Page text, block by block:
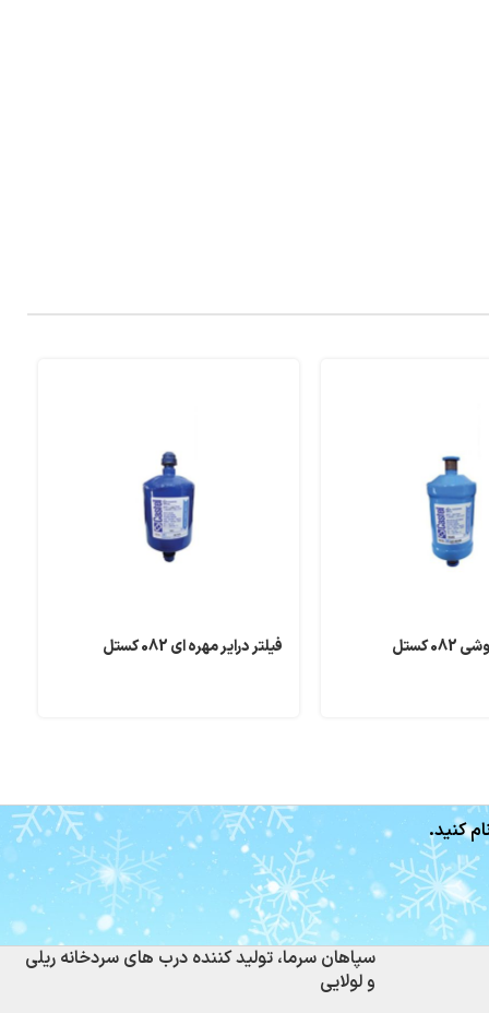
کستل فیلتر درایر مهره ای 082 کستل
کنید.
سپاهان سرما، تولید کننده درب های سردخانه ریلی
و لولایی